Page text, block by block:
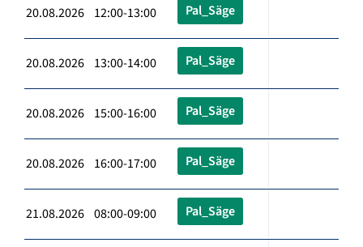
20.08.2026 12:00-13:00 Pal_Säge
20.08.2026 13:00-14:00 Pal_Säge
20.08.2026 15:00-16:00 Pal_Säge
20.08.2026 16:00-17:00 Pal_Säge
21.08.2026 08:00-09:00 Pal_Säge